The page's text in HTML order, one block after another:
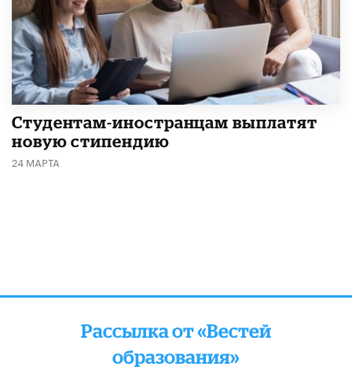
Студентам-иностранцам выплатят
новую стипендию
24 МАРТА
Рассылка от «Вестей
образования»